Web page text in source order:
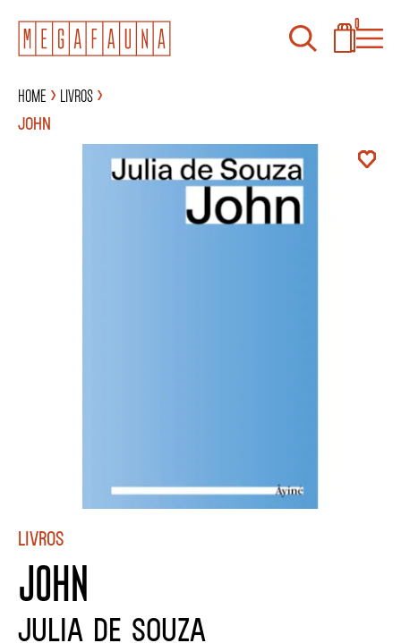
0
Home
Livros
JOHN
Livros
JOHN
Julia de Souza